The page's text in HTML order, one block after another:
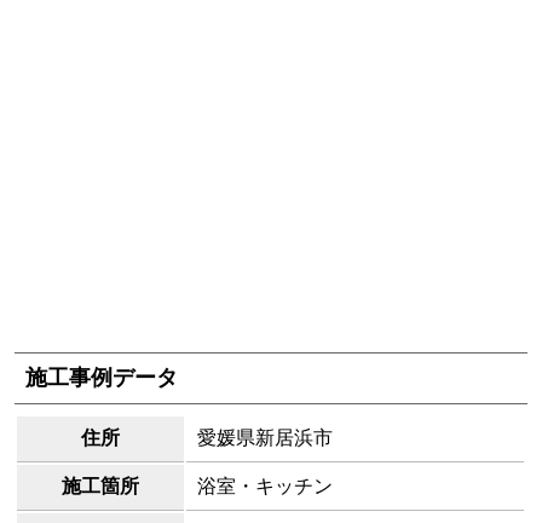
施工事例データ
住所 愛媛県新居浜市
施工箇所 浴室・キッチン